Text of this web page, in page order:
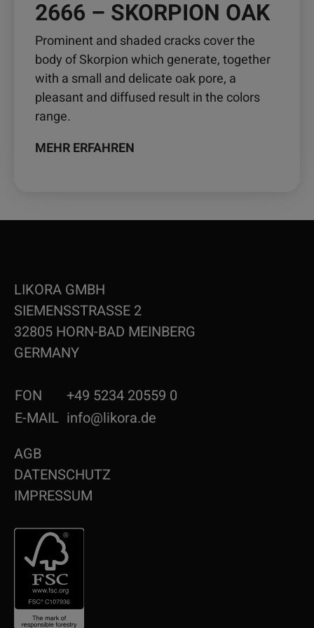
2666 – SKORPION OAK
Prominent and shaded cracks cover the
body of Skorpion which generate, together
with a small and delicate oak pore, a
pleasant and diffused result in the colors
range.
MEHR ERFAHREN
LIKORA GMBH
SIEMENSSTRASSE 2
32805 HORN-BAD MEINBERG
GERMANY
FON
+49 5234 20559 0
E-MAIL info@likora.de
AGB
DATENSCHUTZ
IMPRESSUM